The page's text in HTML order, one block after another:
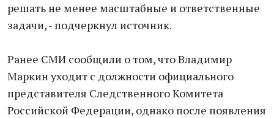
решать не менее масштабные и ответственные
задачи, - подчеркнул источник.
Ранее СМИ сообщили о том, что Владимир
Маркин уходит с должности официального
представителя Следственного Комитета
Российской Федерации, однако после появления